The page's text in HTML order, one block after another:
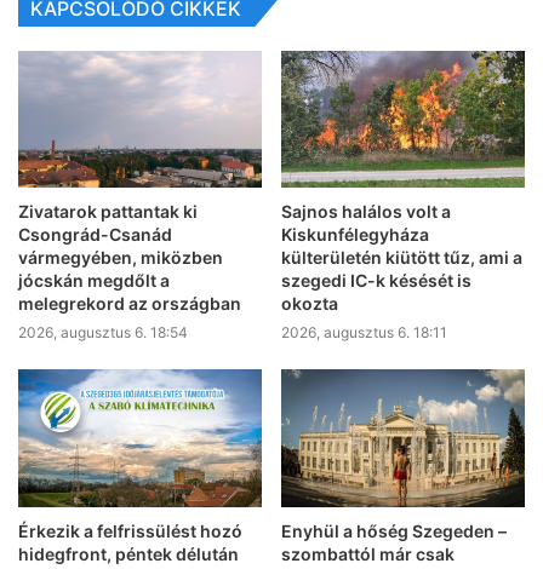
KAPCSOLÓDÓ CIKKEK
Zivatarok pattantak ki
Csongrád-Csanád
vármegyében, miközben
jócskán megdőlt a
melegrekord az országban
2026, augusztus 6. 18:54
Sajnos halálos volt a
Kiskunfélegyháza
külterületén kiütött tűz, ami a
szegedi IC-k késését is
okozta
2026, augusztus 6. 18:11
Érkezik a felfrissülést hozó
hidegfront, péntek délután
Enyhül a hőség Szegeden –
szombattól már csak